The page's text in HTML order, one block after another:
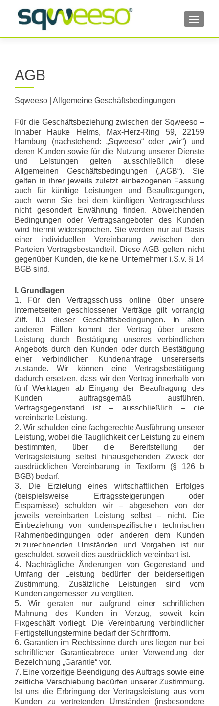
AGB
Sqweeso | Allgemeine Geschäftsbedingungen
Für die Geschäftsbeziehung zwischen der Sqweeso –
Inhaber Hauke Helms, Max-Herz-Ring 59, 22159
Hamburg (nachstehend: „Sqweeso“ oder „wir“) und
deren Kunden sowie für die Nutzung unserer Dienste
und Leistungen gelten ausschließlich diese
Allgemeinen Geschäftsbedingungen („AGB“). Sie
gelten in ihrer jeweils zuletzt einbezogenen Fassung
auch für künftige Leistungen und Beauftragungen,
auch wenn Sie bei dem künftigen Vertragsschluss
nicht gesondert Erwähnung finden. Abweichenden
Bedingungen oder Vertragsangeboten des Kunden
wird hiermit widersprochen. Sie werden nur auf Basis
einer individuellen Vereinbarung zwischen den
Parteien Vertragsbestandteil. Diese AGB gelten nicht
gegenüber Kunden, die keine Unternehmer i.S.v. § 14
BGB sind.
I. Grundlagen
1. Für den Vertragsschluss online über unsere
Internetseiten geschlossener Verträge gilt vorrangig
Ziff. II.3 dieser Geschäftsbedingungen. In allen
anderen Fällen kommt der Vertrag über unsere
Leistung durch Bestätigung unseres verbindlichen
Angebots durch den Kunden oder durch Bestätigung
einer verbindlichen Kundenanfrage unsererseits
zustande. Wir können eine Vertragsbestätigung
dadurch ersetzen, dass wir den Vertrag innerhalb von
fünf Werktagen ab Eingang der Beauftragung des
Kunden auftragsgemäß ausführen.
Vertragsgegenstand ist – ausschließlich – die
vereinbarte Leistung.
2. Wir schulden eine fachgerechte Ausführung unserer
Leistung, wobei die Tauglichkeit der Leistung zu einem
bestimmten, über die Bereitstellung der
Vertragsleistung selbst hinausgehenden Zweck der
ausdrücklichen Vereinbarung in Textform (§ 126 b
BGB) bedarf.
3. Die Erzielung eines wirtschaftlichen Erfolges
(beispielsweise Ertragssteigerungen oder
Ersparnisse) schulden wir – abgesehen von der
jeweils vereinbarten Leistung selbst – nicht. Die
Einbeziehung von kundenspezifischen technischen
Rahmenbedingungen oder anderen dem Kunden
zuzurechnenden Umständen und Vorgaben ist nur
geschuldet, soweit dies ausdrücklich vereinbart ist.
4. Nachträgliche Änderungen von Gegenstand und
Umfang der Leistung bedürfen der beiderseitigen
Zustimmung. Zusätzliche Leistungen sind vom
Kunden angemessen zu vergüten.
5. Wir geraten nur aufgrund einer schriftlichen
Mahnung des Kunden in Verzug, soweit kein
Fixgeschäft vorliegt. Die Vereinbarung verbindlicher
Fertigstellungstermine bedarf der Schriftform.
6. Garantien im Rechtssinne durch uns liegen nur bei
schriftlicher Garantieabrede unter Verwendung der
Bezeichnung „Garantie“ vor.
7. Eine vorzeitige Beendigung des Auftrags sowie eine
zeitliche Verschiebung bedürfen unserer Zustimmung.
Ist uns die Erbringung der Vertragsleistung aus vom
Kunden zu vertretenden Umständen (insbesondere